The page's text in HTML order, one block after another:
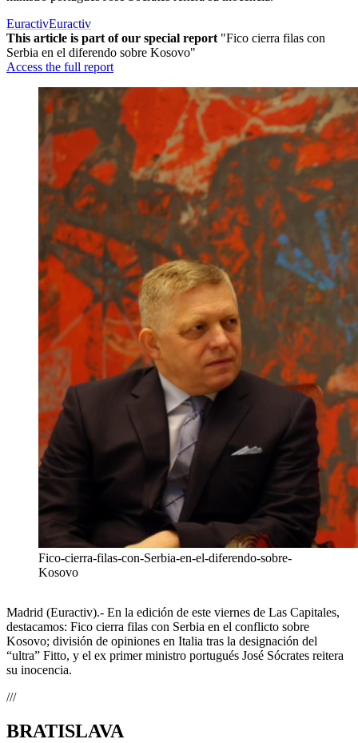
EuractivEuractiv
This article is part of our special report "Fico cierra filas con
Serbia en el diferendo sobre Kosovo"
Access the full report
Fico-cierra-filas-con-Serbia-en-el-diferendo-sobre-
Kosovo
Madrid (Euractiv).- En la edición de este viernes de Las Capitales,
destacamos: Fico cierra filas con Serbia en el conflicto sobre
Kosovo; división de opiniones en Italia tras la designación del
“ultra” Fitto, y el ex primer ministro portugués José Sócrates reitera
su inocencia.
///
BRATISLAVA